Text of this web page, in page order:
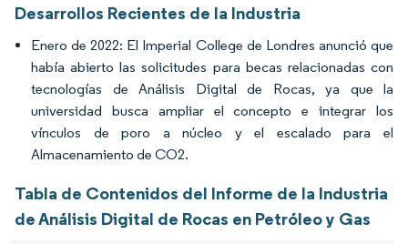
Desarrollos Recientes de la Industria
Enero de 2022: El Imperial College de Londres anunció que
había abierto las solicitudes para becas relacionadas con
tecnologías de Análisis Digital de Rocas, ya que la
universidad busca ampliar el concepto e integrar los
vínculos de poro a núcleo y el escalado para el
Almacenamiento de CO2.
Tabla de Contenidos del Informe de la Industria
de Análisis Digital de Rocas en Petróleo y Gas